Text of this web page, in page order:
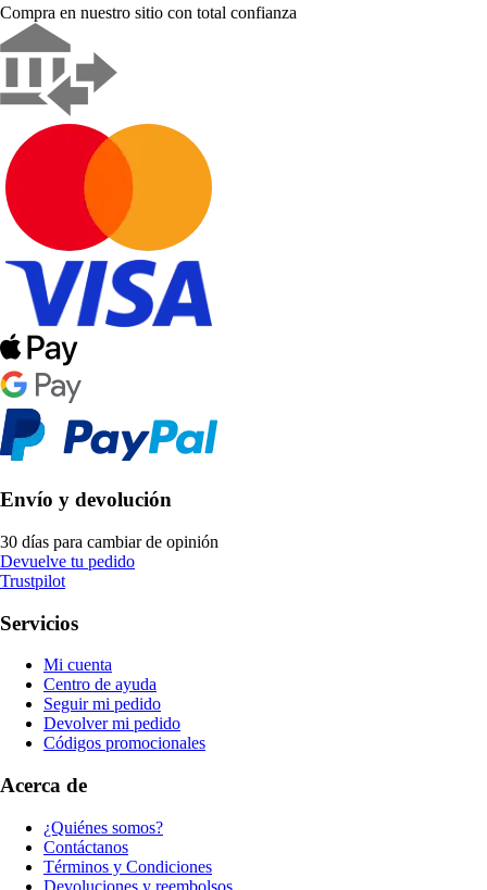
Compra en nuestro sitio con total confianza
Envío y devolución
30 días para cambiar de opinión
Devuelve tu pedido
Trustpilot
Servicios
Mi cuenta
Centro de ayuda
Seguir mi pedido
Devolver mi pedido
Códigos promocionales
Acerca de
¿Quiénes somos?
Contáctanos
Términos y Condiciones
Devoluciones y reembolsos